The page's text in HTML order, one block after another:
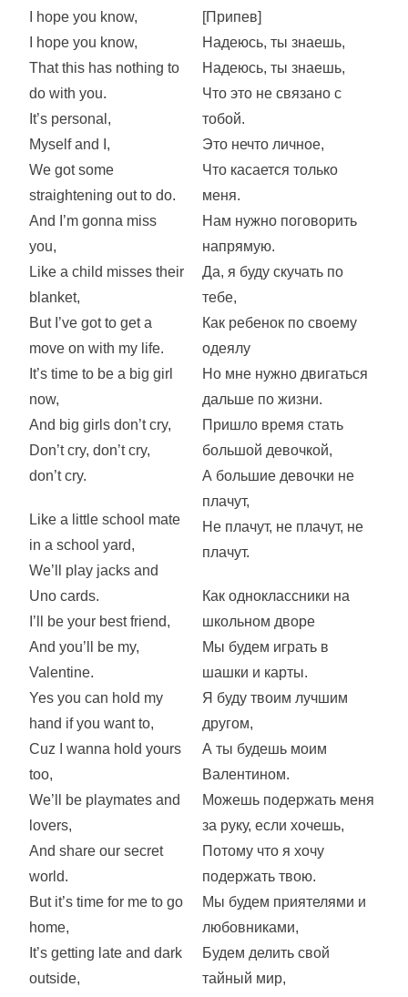
I hope you know,
I hope you know,
That this has nothing to
do with you.
It’s personal,
Myself and I,
We got some
straightening out to do.
And I’m gonna miss
you,
Like a child misses their
blanket,
But I’ve got to get a
move on with my life.
It’s time to be a big girl
now,
And big girls don’t cry,
Don’t cry, don’t cry,
don’t cry.
Like a little school mate
in a school yard,
We’ll play jacks and
Uno cards.
I’ll be your best friend,
And you’ll be my,
Valentine.
Yes you can hold my
hand if you want to,
Cuz I wanna hold yours
too,
We’ll be playmates and
lovers,
And share our secret
world.
But it’s time for me to go
home,
It’s getting late and dark
outside,
[Припев]
Надеюсь, ты знаешь,
Надеюсь, ты знаешь,
Что это не связано с
тобой.
Это нечто личное,
Что касается только
меня.
Нам нужно поговорить
напрямую.
Да, я буду скучать по
тебе,
Как ребенок по своему
одеялу
Но мне нужно двигаться
дальше по жизни.
Пришло время стать
большой девочкой,
А большие девочки не
плачут,
Не плачут, не плачут, не
плачут.
Как одноклассники на
школьном дворе
Мы будем играть в
шашки и карты.
Я буду твоим лучшим
другом,
А ты будешь моим
Валентином.
Можешь подержать меня
за руку, если хочешь,
Потому что я хочу
подержать твою.
Мы будем приятелями и
любовниками,
Будем делить свой
тайный мир,